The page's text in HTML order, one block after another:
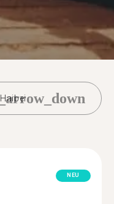
Haibei
NEU